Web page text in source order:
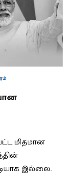
மிதமான
இல்லை.